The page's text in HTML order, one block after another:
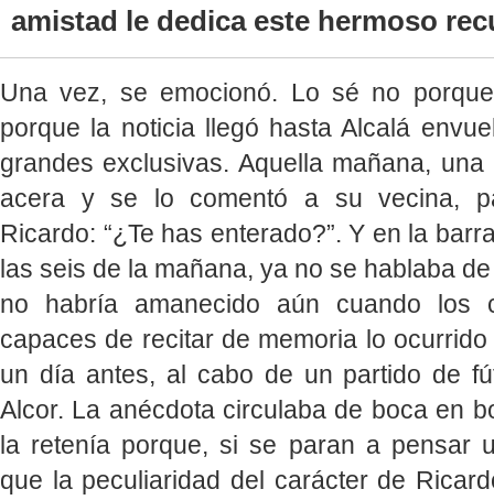
amistad le dedica este hermoso
Una vez, se emocionó. Lo sé no
porque la noticia llegó hasta Alcalá
grandes exclusivas. Aquella mañana,
acera y se lo comentó a su vecina,
Ricardo: “¿Te has enterado?”. Y en la
las seis de la mañana, ya no se hablaba
no habría amanecido aún cuando los
capaces de recitar de memoria lo
un día antes, al cabo de un partido de
Alcor. La anécdota circulaba de boca en
la retenía porque, si se paran a pensar
que la peculiaridad del carácter de